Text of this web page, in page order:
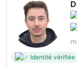
Identité vérifiée